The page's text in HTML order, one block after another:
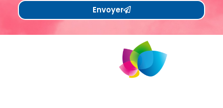
Envoyer